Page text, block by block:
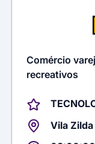
Comércio
recreativos
Vila